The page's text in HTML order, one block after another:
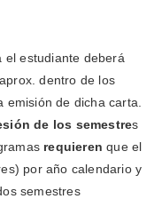
el estudiante deberá
dentro de los
de dicha carta.
de los semestres
requierenque el
por año calendario y
semestres